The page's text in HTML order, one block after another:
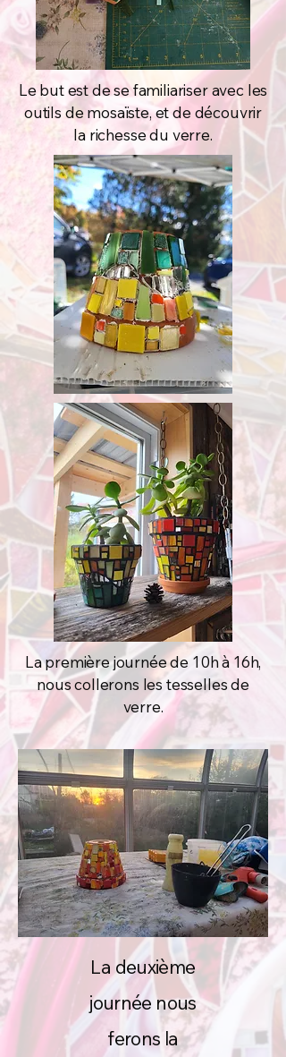
Le but est de se familiariser avec les
outils de mosaïste, et de découvrir
la richesse du verre.
La première journée de 10h à 16h,
nous collerons les tesselles de
verre.
La deuxième
journée nous
ferons la